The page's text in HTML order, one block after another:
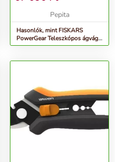
Pepita
Hasonlók, mint FISKARS
PowerGear Teleszkópos ágvágó
UPX86